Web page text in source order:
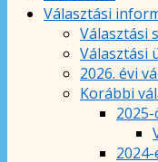
Választási
Választási
Választási
2026. évi
Korábbi